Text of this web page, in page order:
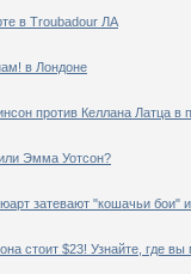
в Troubadour ЛА
в Лондоне
против Келлана Латца в
Эмма Уотсон?
затевают "кошачьи бои"
стоит $23! Узнайте, где